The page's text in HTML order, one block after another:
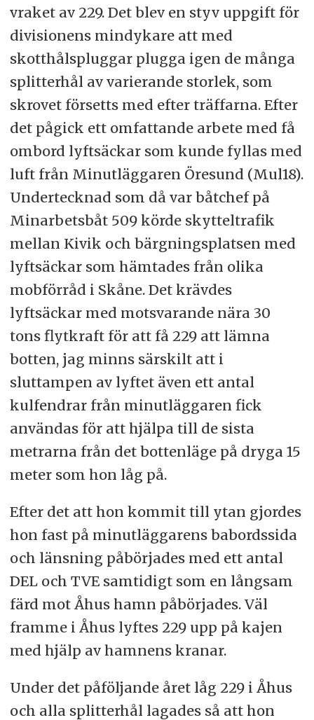
vraket av 229. Det blev en styv uppgift för
divisionens mindykare att med
skotthålspluggar plugga igen de många
splitterhål av varierande storlek, som
skrovet försetts med efter träffarna. Efter
det pågick ett omfattande arbete med få
ombord lyftsäckar som kunde fyllas med
luft från Minutläggaren Öresund (Mul18).
Undertecknad som då var båtchef på
Minarbetsbåt 509 körde skytteltrafik
mellan Kivik och bärgningsplatsen med
lyftsäckar som hämtades från olika
mobförråd i Skåne. Det krävdes
lyftsäckar med motsvarande nära 30
tons flytkraft för att få 229 att lämna
botten, jag minns särskilt att i
sluttampen av lyftet även ett antal
kulfendrar från minutläggaren fick
användas för att hjälpa till de sista
metrarna från det bottenläge på dryga 15
meter som hon låg på.
Efter det att hon kommit till ytan gjordes
hon fast på minutläggarens babordssida
och länsning påbörjades med ett antal
DEL och TVE samtidigt som en långsam
färd mot Åhus hamn påbörjades. Väl
framme i Åhus lyftes 229 upp på kajen
med hjälp av hamnens kranar.
Under det påföljande året låg 229 i Åhus
och alla splitterhål lagades så att hon